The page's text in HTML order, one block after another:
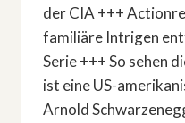
der CIA +++
familiäre Intrigen
Serie +++ So sehen
ist eine US-
Arnold